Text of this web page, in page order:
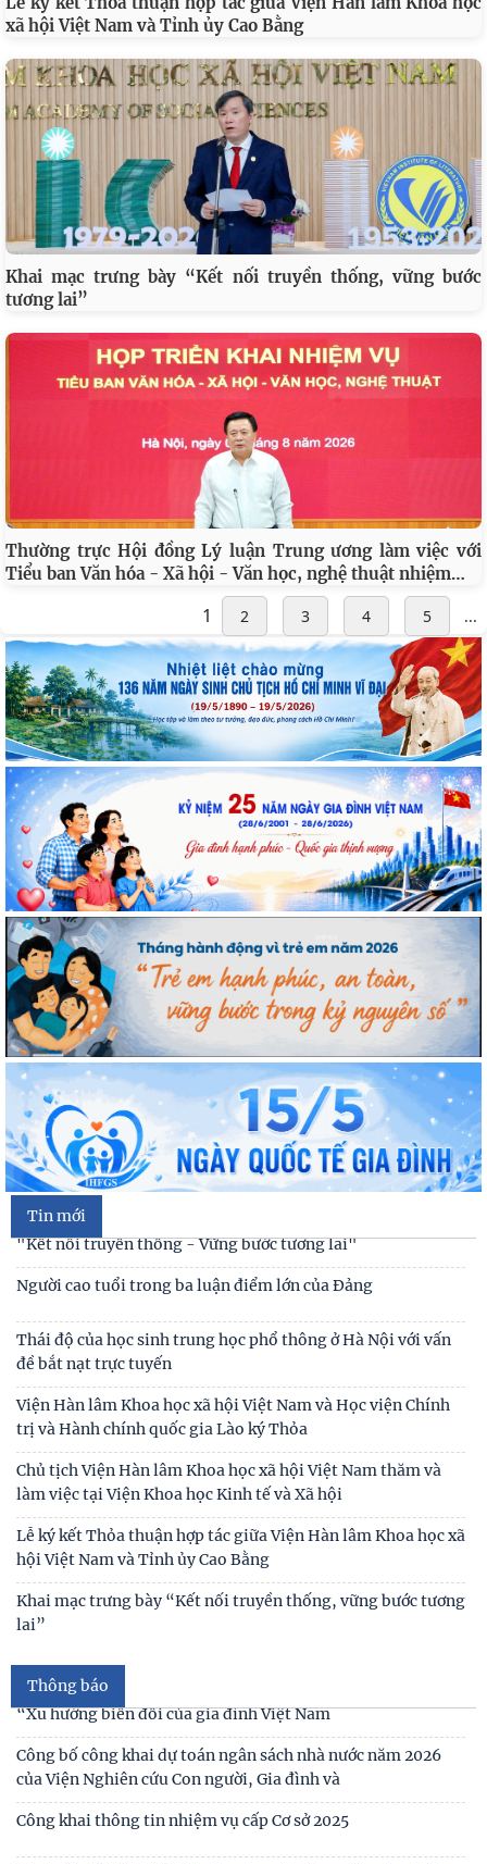
xã hội Việt Nam và Tỉnh ủy Cao Bằng
Khai mạc trưng bày “Kết nối truyền thống, vững bước
tương lai”
Thường trực Hội đồng Lý luận Trung ương làm việc với
Tiểu ban Văn hóa - Xã hội - Văn học, nghệ thuật nhiệm…
1 2 3 4 5 ...
Tin mới
Đối thoại ICWA – VASS lần thứ 6: Thúc đẩy quan hệ Đối tác
Chiến lược Toàn diện tăng cường Việt Nam
Đóng góp tích cực vào củng cố môi trường hòa bình, ổn
định, phát triển của đất nước
Hội thảo khoa học quốc tế: “Nền kinh tế độc lập, tự chủ:
Sáng kiến của Cộng hòa Dân chủ Nhân dân
Bản tin Đài Truyền hình Hà Nội: Lễ Khai mạc trưng bày
"Kết nối truyền thống - Vững bước tương lai"
Người cao tuổi trong ba luận điểm lớn của Đảng
Thái độ của học sinh trung học phổ thông ở Hà Nội với vấn
đề bắt nạt trực tuyến
Viện Hàn lâm Khoa học xã hội Việt Nam và Học viện Chính
trị và Hành chính quốc gia Lào ký Thỏa
Chủ tịch Viện Hàn lâm Khoa học xã hội Việt Nam thăm và
làm việc tại Viện Khoa học Kinh tế và Xã hội
Lễ ký kết Thỏa thuận hợp tác giữa Viện Hàn lâm Khoa học xã
hội Việt Nam và Tỉnh ủy Cao Bằng
Khai mạc trưng bày “Kết nối truyền thống, vững bước tương
lai”
Thông báo
Thư cảm ơn
Thư mời viết bài tham gia Hội thảo khoa học “Chăm sóc,
giáo dục trẻ em trong kỷ nguyên số”
Thư mời viết bài Hội thảo khoa học quốc tế “Gia đình Châu
Thư mời viết báo cáo tham luận Hội thảo khoa học quốc gia
“Xu hướng biến đổi của gia đình Việt Nam
Công bố công khai dự toán ngân sách nhà nước năm 2026
của Viện Nghiên cứu Con người, Gia đình và
Công khai thông tin nhiệm vụ cấp Cơ sở 2025